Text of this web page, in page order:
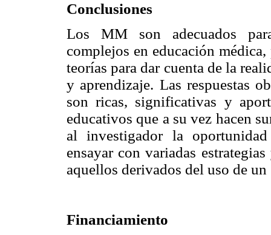
Conclusiones
Los MM son adecuados
complejos en educación
teorías para dar cuenta de la
y aprendizaje. Las respuestas
son ricas, significativas y
educativos que a su vez hacen
al investigador la
ensayar con variadas
aquellos derivados del uso de
Financiamiento